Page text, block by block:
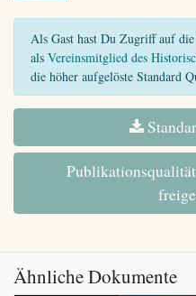
Als Gast hast Du Zugriff auf
als Vereinsmitglied des
die höher aufgelöste Standard
Ähnliche Dokumente